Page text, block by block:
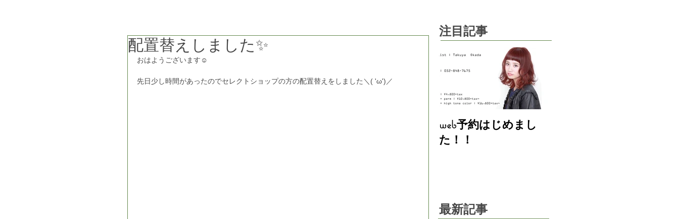
配置替えしました✨
おはようございます☺
先日少し時間があったのでセレクトショップの方の配置替えをしました＼( 'ω')／
注目記事
web予約はじめまし
た！！
最新記事